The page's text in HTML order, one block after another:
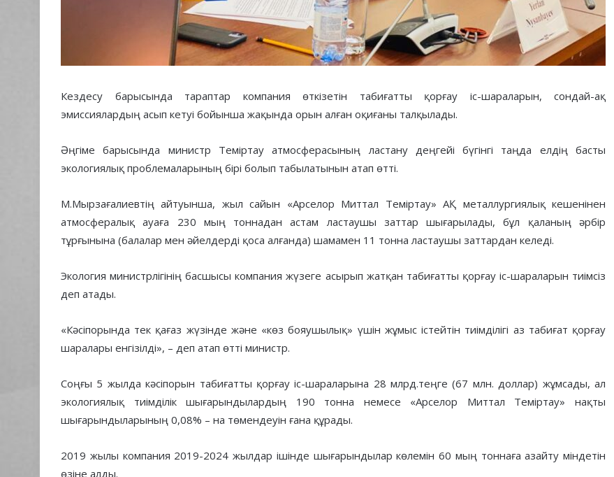
Кездесу барысында тараптар компания өткізетін табиғатты қорғау іс-шараларын, сондай-ақ
эмиссиялардың асып кетуі бойынша жақында орын алған оқиғаны талқылады.
Әңгіме барысында министр Теміртау атмосферасының ластану деңгейі бүгінгі таңда елдің басты
экологиялық проблемаларының бірі болып табылатынын атап өтті.
М.Мырзағалиевтің айтуынша, жыл сайын «Арселор Миттал Теміртау» АҚ металлургиялық кешенінен
атмосфералық ауаға 230 мың тоннадан астам ластаушы заттар шығарылады, бұл қаланың әрбір
тұрғынына (балалар мен әйелдерді қоса алғанда) шамамен 11 тонна ластаушы заттардан келеді.
Экология министрлігінің басшысы компания жүзеге асырып жатқан табиғатты қорғау іс-шараларын тиімсіз
деп атады.
«Кәсіпорында тек қағаз жүзінде және «көз бояушылық» үшін жұмыс істейтін тиімділігі аз табиғат қорғау
шаралары енгізілді», – деп атап өтті министр.
Соңғы 5 жылда кәсіпорын табиғатты қорғау іс-шараларына 28 млрд.теңге (67 млн. доллар) жұмсады, ал
экологиялық тиімділік шығарындылардың 190 тонна немесе «Арселор Миттал Теміртау» нақты
шығарындыларының 0,08% – на төмендеуін ғана құрады.
2019 жылы компания 2019-2024 жылдар ішінде шығарындылар көлемін 60 мың тоннаға азайту міндетін
өзіне алды.